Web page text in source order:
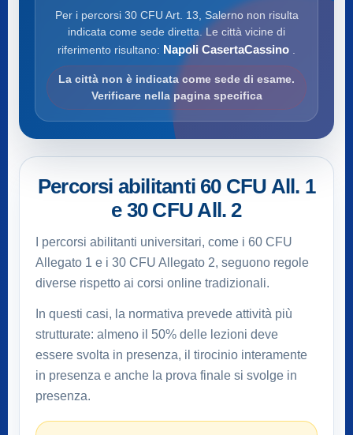
Per i percorsi 30 CFU Art. 13, Salerno non risulta
indicata come sede diretta. Le città vicine di
riferimento risultano: Napoli CasertaCassino
La città non è indicata come sede di esame.
Verificare nella pagina specifica
Percorsi abilitanti 60 CFU All. 1
e 30 CFU All. 2
I percorsi abilitanti universitari, come i 60 CFU
Allegato 1 e i 30 CFU Allegato 2, seguono regole
diverse rispetto ai corsi online tradizionali.
In questi casi, la normativa prevede attività più
strutturate: almeno il 50% delle lezioni deve
essere svolta in presenza, il tirocinio interamente
in presenza e anche la prova finale si svolge in
presenza.